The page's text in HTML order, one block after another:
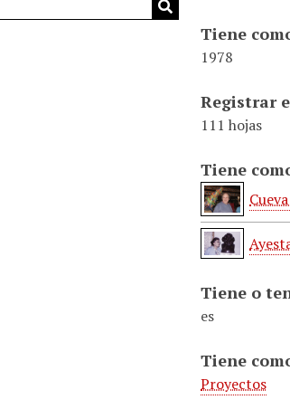
Tiene
1978
Registrar
111 hojas
Tiene
Tiene o
es
Tiene
Proyectos